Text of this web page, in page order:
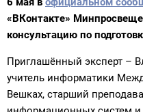
«ВКонтакте»
консультацию по
Приглашённый эксперт –
учитель информатики
Вешках, старший